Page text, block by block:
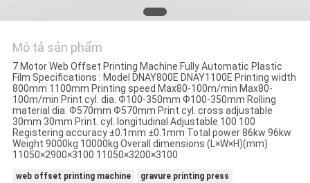
GIÁ
SƠ
ĐỒ
TRANG
WEB
Mô tả sản phẩm
7 Motor Web Offset Printing Machine Fully Automatic Plastic
Film Specifications : Model DNAY800E DNAY1100E Printing width
800mm 1100mm Printing speed Max80-100m/min Max80-
100m/min Print cyl. dia. Ф100-350mm Ф100-350mm Rolling
material dia. Ф570mm Ф570mm Print cyl. cross adjustable
30mm 30mm Print. cyl. longitudinal Adjustable 100 100
Registering accuracy ±0.1mm ±0.1mm Total power 86kw 96kw
Weight 9000kg 10000kg Overall dimensions (L×W×H)(mm)
11050×2900×3100 11050×3200×3100
web offset printing machine
gravure printing press